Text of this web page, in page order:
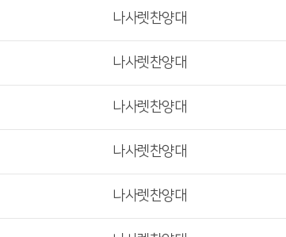
나사렛찬양대
나사렛찬양대
나사렛찬양대
나사렛찬양대
나사렛찬양대